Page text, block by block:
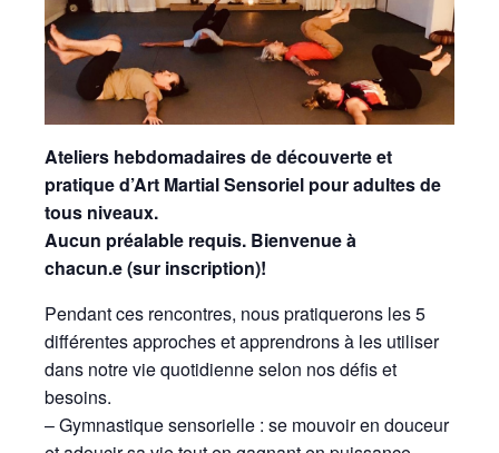
Ateliers hebdomadaires de découverte et
pratique d’Art Martial Sensoriel pour adultes de
tous niveaux.
Aucun préalable requis. Bienvenue à
chacun.e (sur inscription)!
Pendant ces rencontres, nous pratiquerons les 5
différentes approches et apprendrons à les utiliser
dans notre vie quotidienne selon nos défis et
besoins.
– Gymnastique sensorielle : se mouvoir en douceur